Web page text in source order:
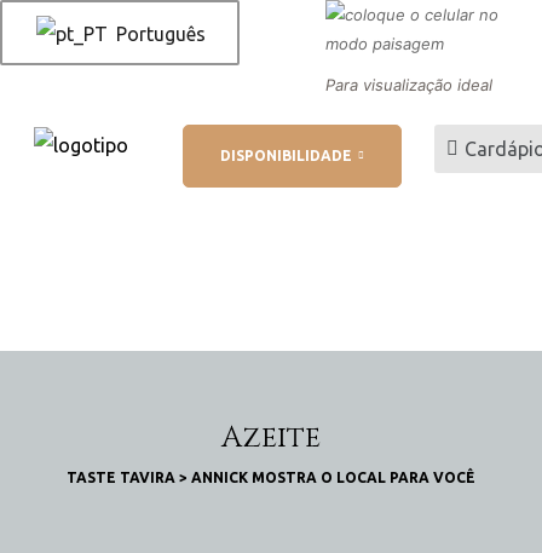
Português
Para visualização ideal
DISPONIBILIDADE
Azeite
TASTE TAVIRA > ANNICK MOSTRA O LOCAL PARA VOCÊ